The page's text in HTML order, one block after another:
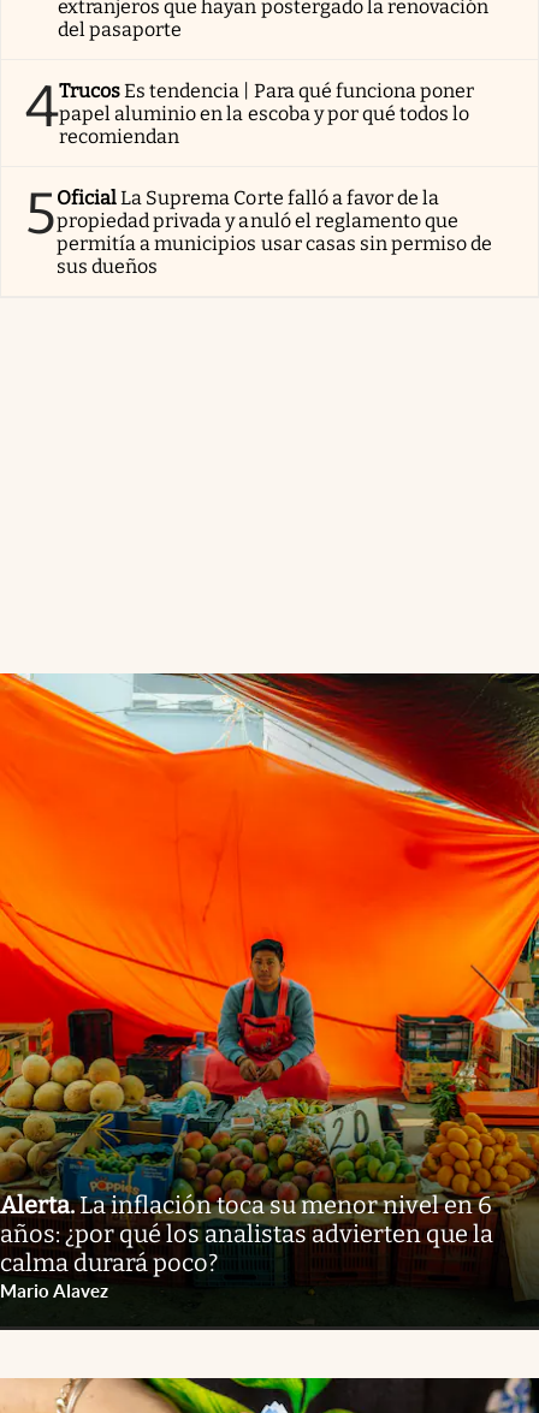
extranjeros que hayan postergado la renovación
del pasaporte
4TrucosEs tendencia | Para qué funciona poner
papel aluminio en la escoba y por qué todos lo
recomiendan
5OficialLa Suprema Corte falló a favor de la
propiedad privada y anuló el reglamento que
permitía a municipios usar casas sin permiso de
sus dueños
Alerta.La inflación toca su menor nivel en 6
años: ¿por qué los analistas advierten que la
calma durará poco?
Mario Alavez